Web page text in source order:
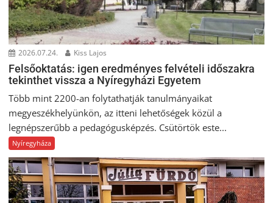
2026.07.24. Kiss Lajos
Felsőoktatás: igen eredményes felvételi időszakra
tekinthet vissza a Nyíregyházi Egyetem
Több mint 2200-an folytathatják tanulmányaikat
megyeszékhelyünkön, az itteni lehetőségek közül a
legnépszerűbb a pedagógusképzés. Csütörtök este...
Nyíregyháza